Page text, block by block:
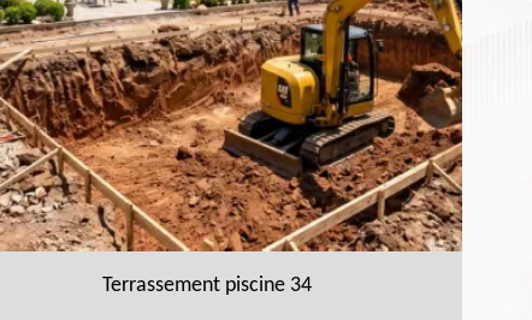
Terrassement piscine 34